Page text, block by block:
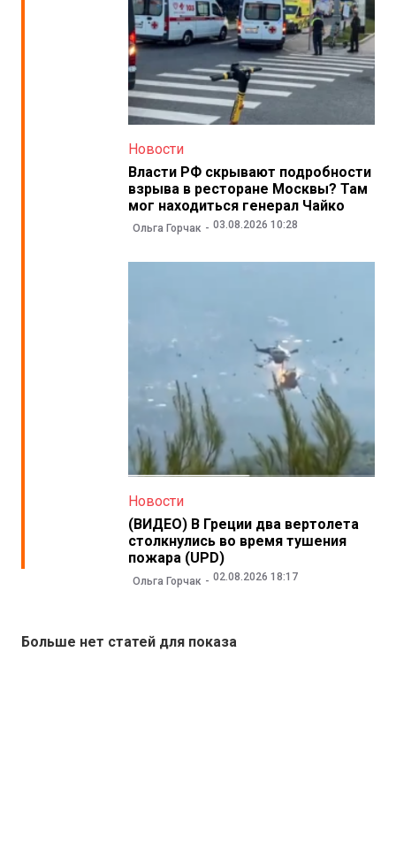
Новости
Власти РФ скрывают подробности
взрыва в ресторане Москвы? Там
мог находиться генерал Чайко
Ольга Горчак 03.08.2026 10:28
Новости
(ВИДЕО) В Греции два вертолета
столкнулись во время тушения
пожара (UPD)
Ольга Горчак 02.08.2026 18:17
Больше нет статей для показа